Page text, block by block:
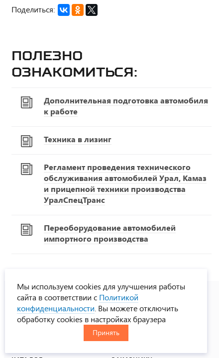
Поделиться:
Полезно
ознакомиться:
Дополнительная подготовка автомобиля
к работе
Техника в лизинг
Регламент проведения технического
обслуживания автомобилей Урал, Камаз
и прицепной техники производства
УралСпецТранс
Переоборудование автомобилей
импортного производства
8-800-775-33-00
многоканальный телефон
Мы используем cookies для улучшения работы
сайта в соответствии с Политикой
конфиденциальности . Вы можете отключить
обработку cookies в настройках браузера
Принять